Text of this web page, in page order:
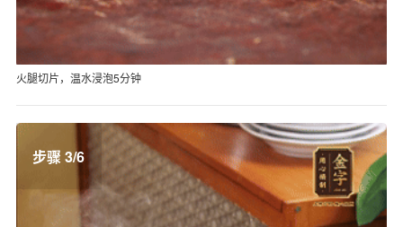
火腿切片，温水浸泡5分钟
步骤 3/6